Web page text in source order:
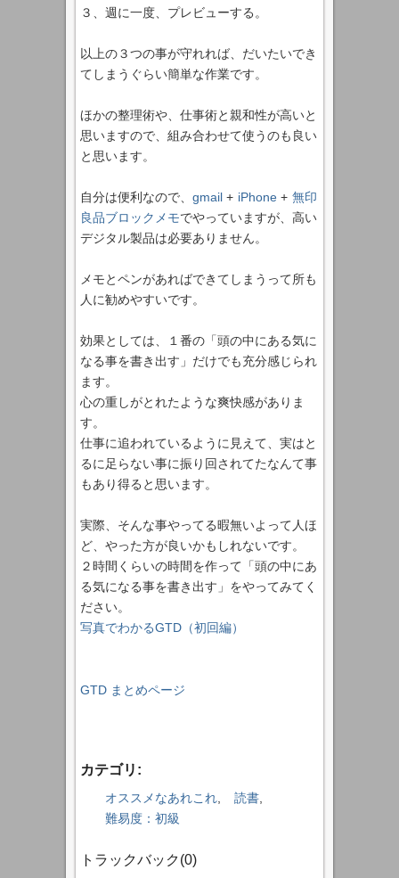
３、週に一度、プレビューする。
以上の３つの事が守れれば、だいたいでき
てしまうぐらい簡単な作業です。
ほかの整理術や、仕事術と親和性が高いと
思いますので、組み合わせて使うのも良い
と思います。
自分は便利なので、 gmail + iPhone + 無印
良品ブロックメモでやっていますが、高い
デジタル製品は必要ありません。
メモとペンがあればできてしまうって所も
人に勧めやすいです。
効果としては、１番の「頭の中にある気に
なる事を書き出す」だけでも充分感じられ
ます。
心の重しがとれたような爽快感がありま
す。
仕事に追われているように見えて、実はと
るに足らない事に振り回されてたなんて事
もあり得ると思います。
実際、そんな事やってる暇無いよって人ほ
ど、やった方が良いかもしれないです。
２時間くらいの時間を作って「頭の中にあ
る気になる事を書き出す」をやってみてく
ださい。
写真でわかるGTD（初回編）
GTD まとめページ
カテゴリ :
オススメなあれこれ 読書
難易度：初級
トラックバック(0)